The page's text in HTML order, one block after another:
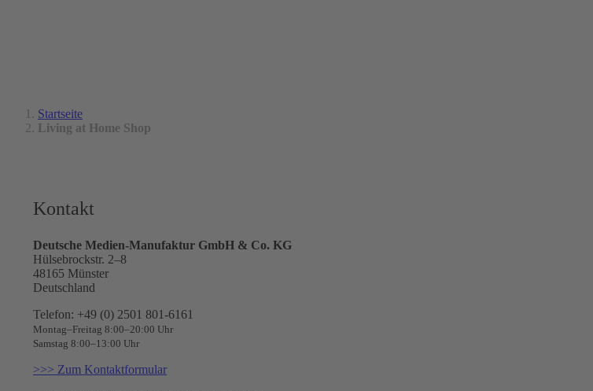
Startseite
Living at Home Shop
Kontakt
Deutsche Medien-Manufaktur GmbH & Co. KG
Hülsebrockstr. 2–8
48165 Münster
Deutschland
Telefon: +49 (0) 2501 801-6161
Montag–Freitag 8:00–20:00 Uhr
Samstag 8:00–13:00 Uhr
>>> Zum Kontaktformular